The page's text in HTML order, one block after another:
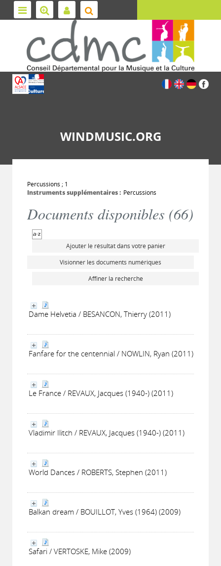
WINDMUSIC.ORG
Percussions ; 1
Instruments supplémentaires : Percussions
Documents disponibles (66)
Ajouter le résultat dans votre panier
Visionner les documents numériques
Affiner la recherche
Dame Helvetia / BESANCON, Thierry (2011)
Fanfare for the centennial / NOWLIN, Ryan (2011)
Le France / REVAUX, Jacques (1940-) (2011)
Vladimir Ilitch / REVAUX, Jacques (1940-) (2011)
World Dances / ROBERTS, Stephen (2011)
Balkan dream / BOUILLOT, Yves (1964) (2009)
Safari / VERTOSKE, Mike (2009)